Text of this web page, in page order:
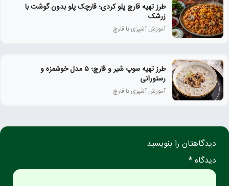
طرز تهیه قارچ پلو کردی؛ قارچک پلو بدون گوشت با
زرشک
آموزش آشپزی با قارچ
طرز تهیه سوپ شیر و قارچ؛ ۵ مدل خوشمزه و
رستورانی
آموزش آشپزی با قارچ
دیدگاهتان را بنویسید
دیدگاه *